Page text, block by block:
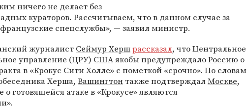
ничего не делает без
кураторов. Рассчитываем, что в данном случае за
спецслужбы», — заявил министр.
журналист Сеймур Хершрассказал, что Центральное
управление (ЦРУ) СШАякобы предупреждалоРоссию о
в «Крокус Сити Холле» с пометкой «срочно». По словам
Херша, Вашингтон также подтверждалМоскве,
о готовящейся атаке в «Крокусе» являются